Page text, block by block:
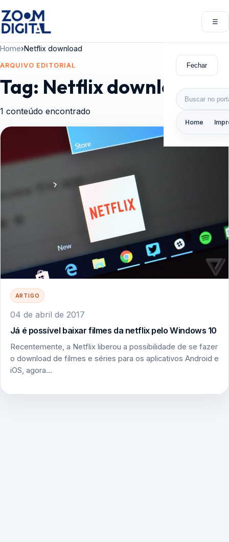
☰
Fechar
Buscar por:
Home
Home›Netflix download
ARQUIVO EDITORIAL
Tag: Netflix download
1 conteúdo encontrado
ARTIGO
04 de abril de 2017
Já é possível baixar filmes da netflix pelo Windows 10
Recentemente, a Netflix liberou a possibilidade de se fazer
o download de filmes e séries para os aplicativos Android e
iOS, agora…